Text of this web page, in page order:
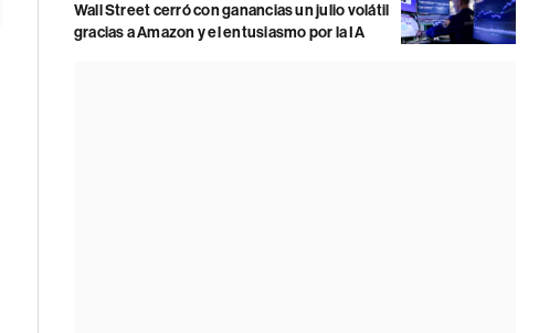
Wall Street cerró con ganancias un julio volátil
gracias a Amazon y el entusiasmo por la IA